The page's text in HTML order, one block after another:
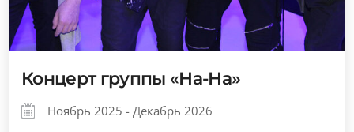
Концерт группы «На-На»
Ноябрь 2025 - Декабрь 2026